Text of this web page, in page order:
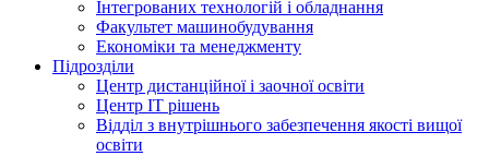
Інтегрованих технологій і обладнання
Факультет машинобудування
Економіки та менеджменту
Підрозділи
Центр дистанційної і заочної освіти
Центр ІТ рішень
Відділ з внутрішнього забезпечення якості вищої
освіти